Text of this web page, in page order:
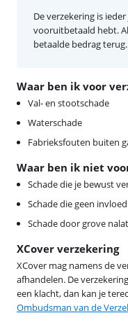
Waar ben ik voor
Val- en stootschade
Waterschade
Fabrieksfouten buiten
Waar ben ik niet
Schade die je bewust
Schade die geen
Schade door grove
XCover verzekering
XCover mag namens de
afhandelen. De
een klacht, dan kan je
Ombudsman van de
De verzekering is
vooruitbetaald hebt.
betaalde bedrag terug.